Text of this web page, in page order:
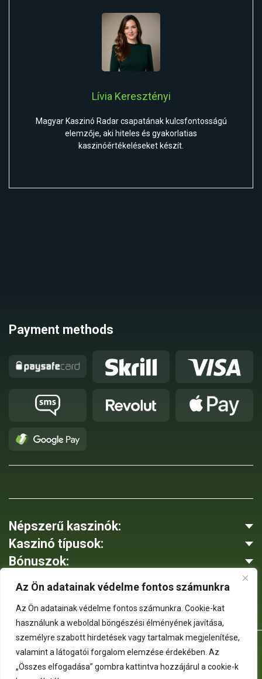
Az Ön adatainak védelme fontos számunkra
Az Ön adatainak védelme fontos számunkra. Cookie-kat
használunk a weboldal böngészési élményének javítása,
személyre szabott hirdetések vagy tartalmak megjelenítése,
valamint a látogatói forgalom elemzése érdekében. Az
„Összes elfogadása” gombra kattintva hozzájárul a cookie-k
Lívia Keresztényi
Magyar Kaszinó Radar csapatának kulcsfontosságú
elemzője, aki hiteles és gyakorlatias
kaszinóértékeléseket készít.
Payment methods
Népszerű kaszinók:
Kaszinó típusok:
Bónuszok:
A Magyar Kaszinó Radar projekt nem ösztönöz szerencsejátékra.
Kizárólag analitikai adatokat tartalmazó információs platformot biztosítunk.
Az oldal kizárólag 18 év feletti személyek számára készült.